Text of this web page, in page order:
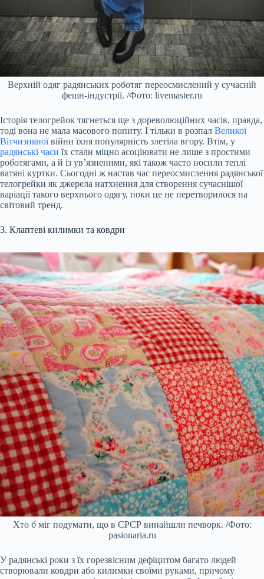
Верхній одяг радянських роботяг переосмислений у сучасній
фешн-індустрії. /Фото: livemaster.ru
Історія телогрейок тягнеться ще з дореволюційних часів, правда,
тоді вона не мала масового попиту. І тільки в розпал Великої
Вітчизняноївійни їхня популярність злетіла вгору. Втім, у
радянські часи їх стали міцно асоціювати не лише з простими
роботягами, а й із ув’язненими, які також часто носили теплі
ватяні куртки. Сьогодні ж настав час переосмислення радянської
телогрейки як джерела натхнення для створення сучаснішої
варіації такого верхнього одягу, поки це не перетворилося на
світовий тренд.
3. Клаптеві килимки та ковдри
Хто б міг подумати, що в СРСР винайшли печворк. /Фото:
pasionaria.ru
У радянські роки з їх горезвісним дефіцитом багато людей
створювали ковдри або килимки своїми руками, причому